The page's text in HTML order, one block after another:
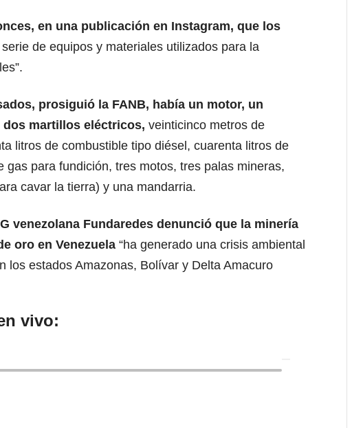
en una publicación en Instagram, que los
serie de equipos y materiales utilizados para la
, prosiguió la FANB, había un motor, un
martillos eléctricos, veinticinco metros de
litros de combustible tipo diésel, cuarenta litros de
gas para fundición, tres motos, tres palas mineras,
cavar la tierra) y una mandarria.
venezolana Fundaredes denunció que la minería
oro en Venezuela “ha generado una crisis ambiental
los estados Amazonas, Bolívar y Delta Amacuro
vivo: